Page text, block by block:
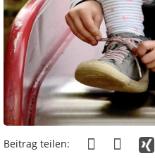
Beitrag teilen: